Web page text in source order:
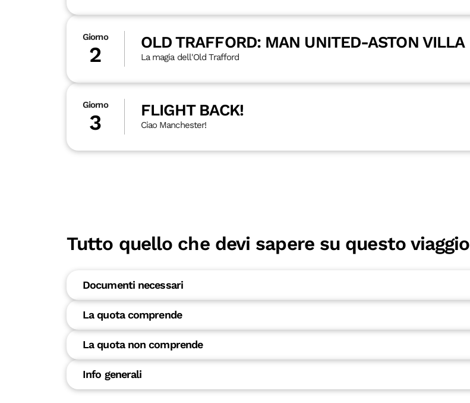
Giorno
2 OLD TRAFFORD: MAN UNITED-ASTON VILLA
La magia dell'Old Trafford
Giorno
3 FLIGHT BACK!
Ciao Manchester!
Tutto quello che devi sapere su questo viaggio
Documenti necessari
La quota comprende
La quota non comprende
Info generali